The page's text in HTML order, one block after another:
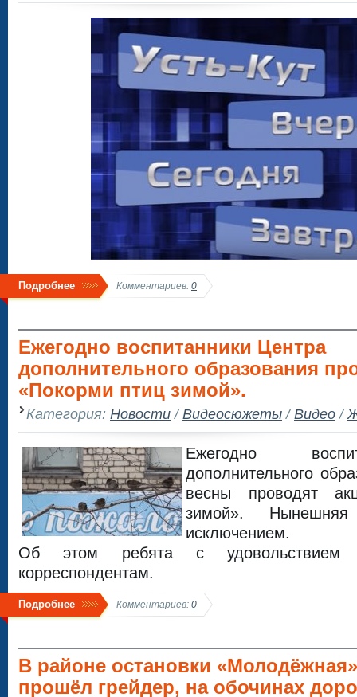
Подробнее Комментариев: 0
Ежегодно воспитанники Центра
дополнительного образования
«Покорми птиц зимой».
Категория: Новости/Видеосюжеты/Видео/
Ежегодно
дополнительного
весны проводят
зимой».
исключением.
Об этом ребята с удовольствием
корреспондентам.
Подробнее Комментариев: 0
В районе остановки «Молодёжная»
прошёл грейдер, на обочинах